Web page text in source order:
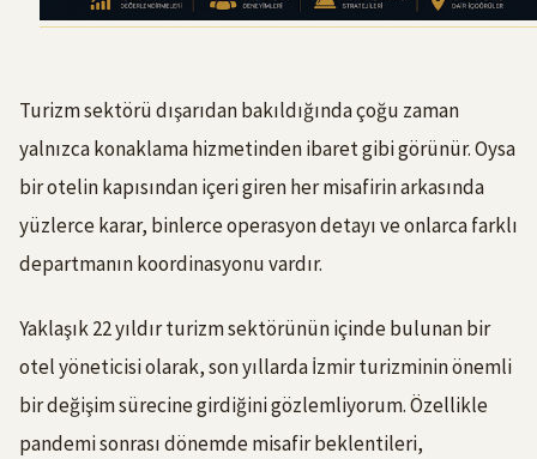
Turizm sektörü dışarıdan bakıldığında çoğu zaman
yalnızca konaklama hizmetinden ibaret gibi görünür. Oysa
bir otelin kapısından içeri giren her misafirin arkasında
yüzlerce karar, binlerce operasyon detayı ve onlarca farklı
departmanın koordinasyonu vardır.
Yaklaşık 22 yıldır turizm sektörünün içinde bulunan bir
otel yöneticisi olarak, son yıllarda İzmir turizminin önemli
bir değişim sürecine girdiğini gözlemliyorum. Özellikle
pandemi sonrası dönemde misafir beklentileri,